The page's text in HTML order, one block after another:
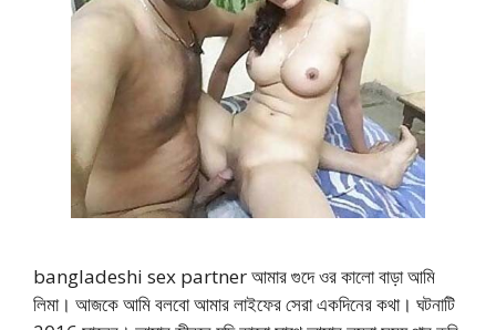
bangladeshi sex partner আমার গুদে ওর কালো বাড়া আমি
লিমা। আজকে আমি বলবো আমার লাইফের সেরা একদিনের কথা। ঘটনাটি